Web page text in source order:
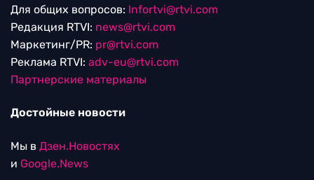
Для общих вопросов: Infortvi@rtvi.com
Редакция RTVI: news@rtvi.com
Маркетинг/PR: pr@rtvi.com
Реклама RTVI: adv-eu@rtvi.com
Партнерские материалы
Достойные новости
Мы в Дзен.Новостях
и Google.News